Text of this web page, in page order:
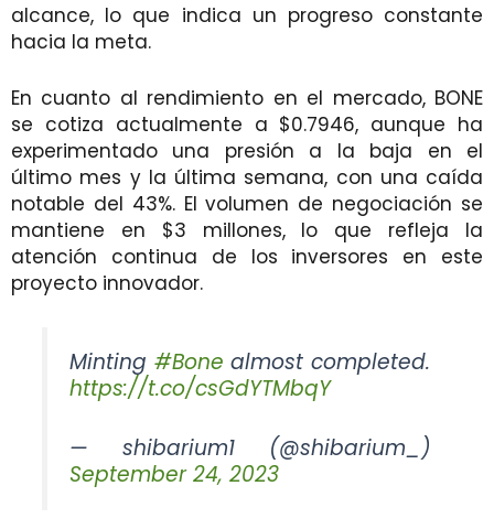
alcance, lo que indica un progreso constante
hacia la meta.
En cuanto al rendimiento en el mercado, BONE
se cotiza actualmente a $0.7946, aunque ha
experimentado una presión a la baja en el
último mes y la última semana, con una caída
notable del 43%. El volumen de negociación se
mantiene en $3 millones, lo que refleja la
atención continua de los inversores en este
proyecto innovador.
Minting #Bone almost completed.
https://t.co/csGdYTMbqY
— shibarium1 (@shibarium_)
September 24, 2023